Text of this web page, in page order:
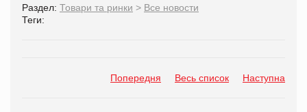
Раздел: Товари та ринки > Все новости
Теги:
Попередня Весь список Наступна